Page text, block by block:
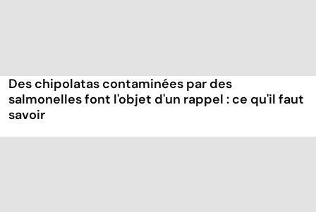
Des chipolatas contaminées par des
salmonelles font l'objet d'un rappel : ce qu'il faut
savoir